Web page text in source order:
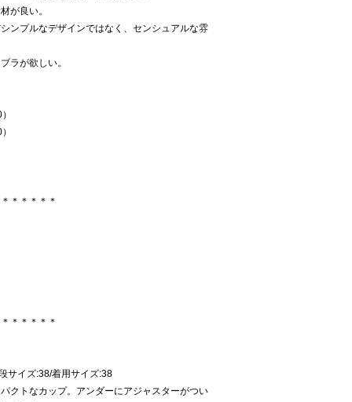
が良い。
ンプルなデザインではなく、センシュアルな雰
ラが欲しい。
＊＊＊＊＊
＊＊＊＊＊
サイズ:38/着用サイズ:38
クトなカップ。アンダーにアジャスターがつい